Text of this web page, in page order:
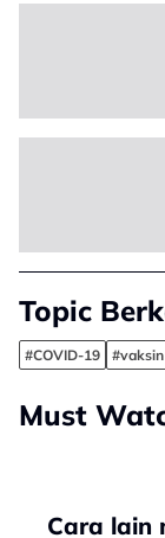
Topic
#COVID-19 #vaksin
Must
Cara lain